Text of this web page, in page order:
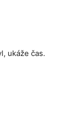
ukáže čas.